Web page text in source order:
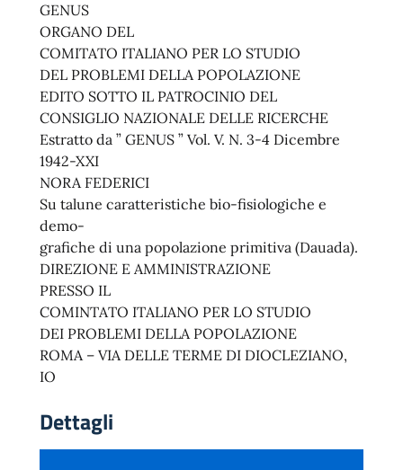
GENUS
ORGANO DEL
COMITATO ITALIANO PER LO STUDIO
DEL PROBLEMI DELLA POPOLAZIONE
EDITO SOTTO IL PATROCINIO DEL
CONSIGLIO NAZIONALE DELLE RICERCHE
Estratto da ” GENUS ” Vol. V. N. 3-4 Dicembre
1942-XXI
NORA FEDERICI
Su talune caratteristiche bio-fisiologiche e
demo-
grafiche di una popolazione primitiva (Dauada).
DIREZIONE E AMMINISTRAZIONE
PRESSO IL
COMINTATO ITALIANO PER LO STUDIO
DEI PROBLEMI DELLA POPOLAZIONE
ROMA – VIA DELLE TERME DI DIOCLEZIANO,
IO
Dettagli